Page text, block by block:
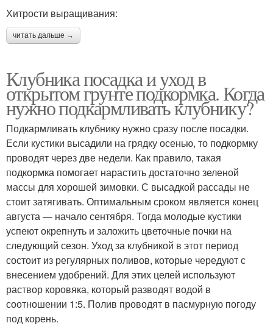
Хитрости выращивания:
читать дальше →
Клубника посадка и уход в
открытом грунте подкормка. Когда
нужно подкармливать клубнику?
Подкармливать клубнику нужно сразу после посадки.
Если кустики высадили на грядку осенью, то подкормку
проводят через две недели. Как правило, такая
подкормка помогает нарастить достаточно зеленой
массы для хорошей зимовки. С высадкой рассады не
стоит затягивать. Оптимальным сроком является конец
августа — начало сентября. Тогда молодые кустики
успеют окрепнуть и заложить цветочные почки на
следующий сезон. Уход за клубникой в этот период
состоит из регулярных поливов, которые чередуют с
внесением удобрений. Для этих целей используют
раствор коровяка, который разводят водой в
соотношении 1:5. Полив проводят в пасмурную погоду
под корень.